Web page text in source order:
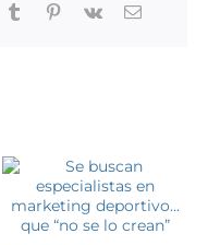
TumblrPinterest
Vk
Correo